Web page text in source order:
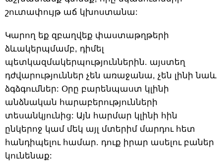
շուտափույթ աճ կխոստանա:
Կարող եք զբաղվեք փաստաթղթերի
ձևակերպմամբ, դիմել
պետկազմակերպություններին. այստեղ
դժվարություններ չեն առաջանա, չեն լինի նաև
ձգձգումներ: Օրը բարենպաստ կլինի
անձնական հարաբերությունների
տեսանկյունից: Այն հարմար կլինի հին
ընկերոջ կամ մեկ այլ մտերիմ մարդու հետ
հանդիպելու համար. դուք իրար ասելու բաներ
կունենաք: